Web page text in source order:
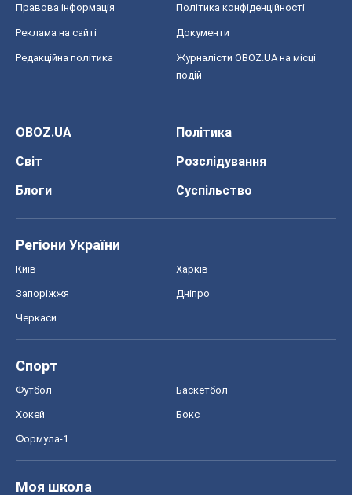
Правова інформація Політика конфіденційності
Реклама на сайті Документи
Редакційна політика
Журналісти OBOZ.UA на місці
подій
OBOZ.UA
Політика
Світ
Розслідування
Блоги
Суспільство
Регіони України
Київ Харків
Запоріжжя Дніпро
Черкаси
Спорт
Футбол Баскетбол
Хокей Бокс
Формула-1
Моя школа